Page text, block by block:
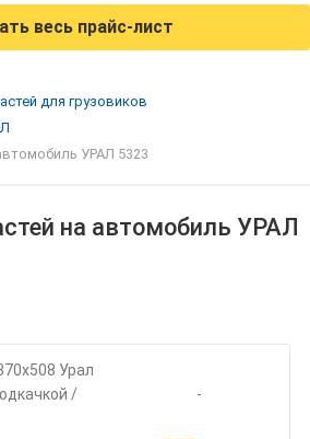
весь прайс-лист
для грузовиков
УРАЛ 5323
на автомобиль УРАЛ
Урал
/
-